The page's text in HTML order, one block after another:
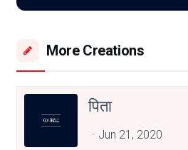
More Creations
पिता
Jun 21, 2020